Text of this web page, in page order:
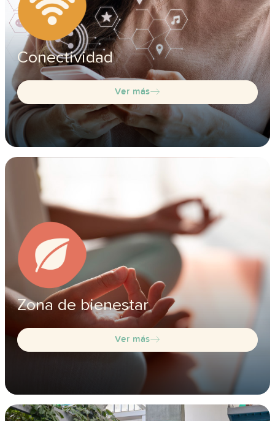
Conectividad
Ver más
Zona de bienestar
Ver más